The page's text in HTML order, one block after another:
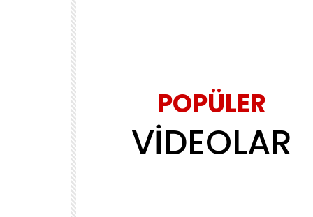
POPÜLER
VİDEOLAR
Daha sonra izle